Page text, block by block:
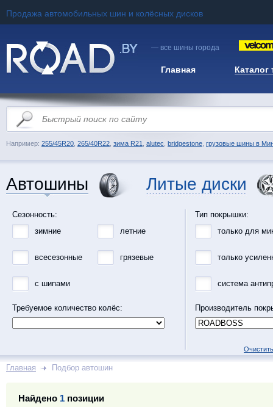
Продажа автомобильных шин и колёсных дисков
— все шины города
Главная Каталог
Например: 255/45R20 265/40R22 зима R21 alutec bridgestone грузовые шины в
Автошины Литые диски
Сезонность:
зимние
летние
всесезонные грязевые
с шипами
Требуемое количество колёс:
Тип покрышки:
только для
только
система
Производитель
Главная Подбор автошин
Найдено 1 позиции